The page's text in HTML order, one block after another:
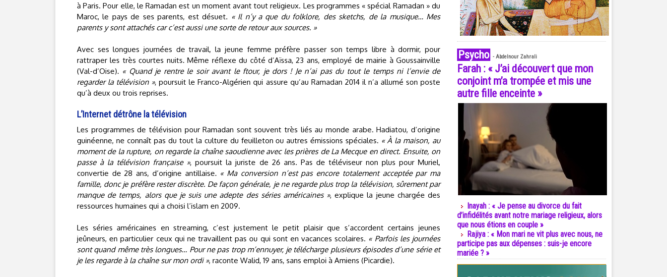
à Paris. Pour elle, le Ramadan est un moment avant tout religieux. Les programmes « spécial Ramadan » du
Maroc, le pays de ses parents, est désuet. « Il n’y a que du folklore, des sketchs, de la musique… Mes
parents y sont attachés car c’est aussi une sorte de retour aux sources. »
Avec ses longues journées de travail, la jeune femme préfère passer son temps libre à dormir, pour
rattraper les très courtes nuits. Même réflexe du côté d’Aïssa, 23 ans, employé de mairie à Goussainville
(Val-d’Oise). « Quand je rentre le soir avant le ftour, je dors ! Je n’ai pas du tout le temps ni l’envie de
regarder la télévision », poursuit le Franco-Algérien qui assure qu’au Ramadan 2014 il n’a allumé son poste
qu’à deux ou trois reprises.
L’Internet détrône la télévision
Les programmes de télévision pour Ramadan sont souvent très liés au monde arabe. Hadiatou, d’origine
guinéenne, ne connaît pas du tout la culture du feuilleton ou autres émissions spéciales. « À la maison, au
moment de la rupture, on regarde la chaîne saoudienne avec les prières de La Mecque en direct. Ensuite, on
passe à la télévision française », poursuit la juriste de 26 ans. Pas de téléviseur non plus pour Muriel,
convertie de 28 ans, d’origine antillaise. « Ma conversion n’est pas encore totalement acceptée par ma
famille, donc je préfère rester discrète. De façon générale, je ne regarde plus trop la télévision, sûrement par
manque de temps, alors que je suis une adepte des séries américaines », explique la jeune chargée des
ressources humaines qui a choisi l’islam en 2009.
Les séries américaines en streaming, c’est justement le petit plaisir que s’accordent certains jeunes
jeûneurs, en particulier ceux qui ne travaillent pas ou qui sont en vacances scolaires. « Parfois les journées
sont quand même très longues… Pour ne pas trop m’ennuyer, je télécharge plusieurs épisodes d’une série et
je les regarde à la chaîne sur mon ordi », raconte Walid, 19 ans, sans emploi à Amiens (Picardie).
Psycho - Abdelnour Zahrali
Farah : « J’ai découvert que mon
conjoint m’a trompée et mis une
autre fille enceinte »
Inayah : « Je pense au divorce du fait
d’infidélités avant notre mariage religieux, alors
que nous étions en couple »
Rajiya : « Mon mari ne vit plus avec nous, ne
participe pas aux dépenses : suis-je encore
mariée ? »